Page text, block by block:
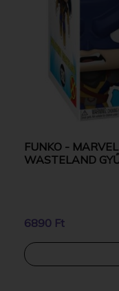
FUNKO -
WASTELAND
6890 Ft